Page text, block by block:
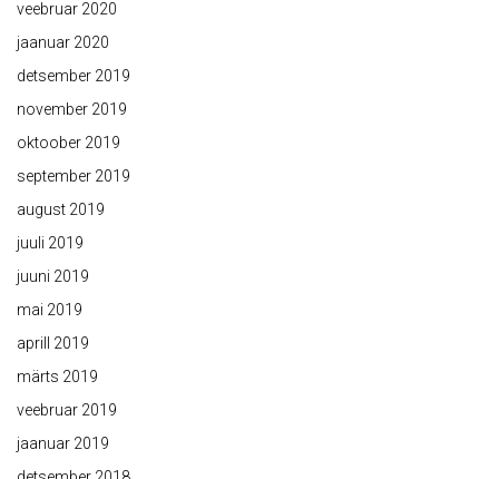
veebruar 2020
jaanuar 2020
detsember 2019
november 2019
oktoober 2019
september 2019
august 2019
juuli 2019
juuni 2019
mai 2019
aprill 2019
märts 2019
veebruar 2019
jaanuar 2019